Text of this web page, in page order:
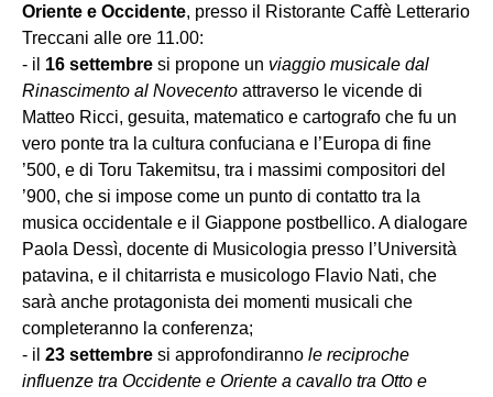
Oriente e Occidente, presso il Ristorante Caffè Letterario
Treccani alle ore 11.00:
- il 16 settembre si propone un viaggio musicale dal
Rinascimento al Novecento attraverso le vicende di
Matteo Ricci, gesuita, matematico e cartografo che fu un
vero ponte tra la cultura confuciana e l’Europa di fine
’500, e di Toru Takemitsu, tra i massimi compositori del
’900, che si impose come un punto di contatto tra la
musica occidentale e il Giappone postbellico. A dialogare
Paola Dessì, docente di Musicologia presso l’Università
patavina, e il chitarrista e musicologo Flavio Nati, che
sarà anche protagonista dei momenti musicali che
completeranno la conferenza;
- il 23 settembre si approfondiranno le reciproche
influenze tra Occidente e Oriente a cavallo tra Otto e